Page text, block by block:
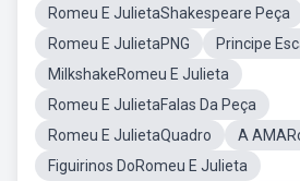
Romeu E JulietaShakespeare Peça
Romeu E JulietaPNG
Principe
MilkshakeRomeu E Julieta
Romeu E JulietaFalas Da Peça
Romeu E JulietaQuadro
A
Figuirinos DoRomeu E Julieta